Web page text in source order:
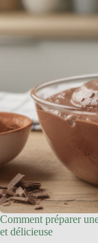
Comment préparer
et délicieuse